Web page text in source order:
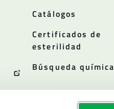
Catálogos
Certificados de
esterilidad
Búsqueda química